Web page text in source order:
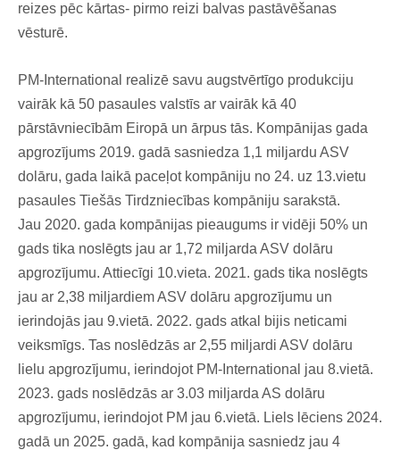
reizes pēc kārtas- pirmo reizi balvas pastāvēšanas
vēsturē.
PM-International realizē savu augstvērtīgo produkciju
vairāk kā 50 pasaules valstīs ar vairāk kā 40
pārstāvniecībām Eiropā un ārpus tās. Kompānijas gada
apgrozījums 2019. gadā sasniedza 1,1 miljardu ASV
dolāru, gada laikā paceļot kompāniju no 24. uz 13.vietu
pasaules Tiešās Tirdzniecības kompāniju sarakstā.
Jau 2020. gada kompānijas pieaugums ir vidēji 50% un
gads tika noslēgts jau ar 1,72 miljarda ASV dolāru
apgrozījumu. Attiecīgi 10.vieta. 2021. gads tika noslēgts
jau ar 2,38 miljardiem ASV dolāru apgrozījumu un
ierindojās jau 9.vietā. 2022. gads atkal bijis neticami
veiksmīgs. Tas noslēdzās ar 2,55 miljardi ASV dolāru
lielu apgrozījumu, ierindojot PM-International jau 8.vietā.
2023. gads noslēdzās ar 3.03 miljarda AS dolāru
apgrozījumu, ierindojot PM jau 6.vietā. Liels lēciens 2024.
gadā un 2025. gadā, kad kompānija sasniedz jau 4